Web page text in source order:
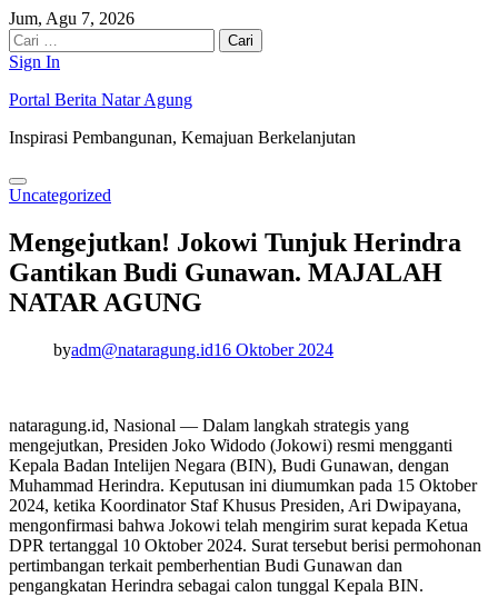
Skip
to
content
Jum, Agu 7, 2026
Cari
untuk:
Sign In
Portal Berita Natar Agung
Inspirasi Pembangunan, Kemajuan Berkelanjutan
Uncategorized
Mengejutkan! Jokowi Tunjuk Herindra
Gantikan Budi Gunawan. MAJALAH
NATAR AGUNG
byadm@nataragung.id16 Oktober 2024
nataragung.id, Nasional — Dalam langkah strategis yang
mengejutkan, Presiden Joko Widodo (Jokowi) resmi mengganti
Kepala Badan Intelijen Negara (BIN), Budi Gunawan, dengan
Muhammad Herindra. Keputusan ini diumumkan pada 15 Oktober
2024, ketika Koordinator Staf Khusus Presiden, Ari Dwipayana,
mengonfirmasi bahwa Jokowi telah mengirim surat kepada Ketua
DPR tertanggal 10 Oktober 2024. Surat tersebut berisi permohonan
pertimbangan terkait pemberhentian Budi Gunawan dan
pengangkatan Herindra sebagai calon tunggal Kepala BIN.